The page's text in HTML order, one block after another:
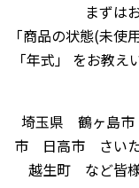
まずは
「商品の状態(未使
「年式」 をお教
埼玉県 鶴ヶ島
市 日高市 さい
越生町 など皆様